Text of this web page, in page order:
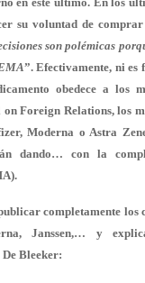
su voluntad de
son polémicas
”. Efectivamente, ni es
obedece a los
Foreign Relations, los
Moderna o Astra
dando… con la
completamente los
Janssen,… y
Bleeker: